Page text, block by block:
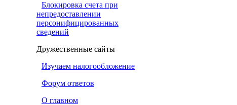
Блокировка счета при
непредоставлении
персонифицированных
сведений
Дружественные сайты
Изучаем налогообложение
Форум ответов
О главном